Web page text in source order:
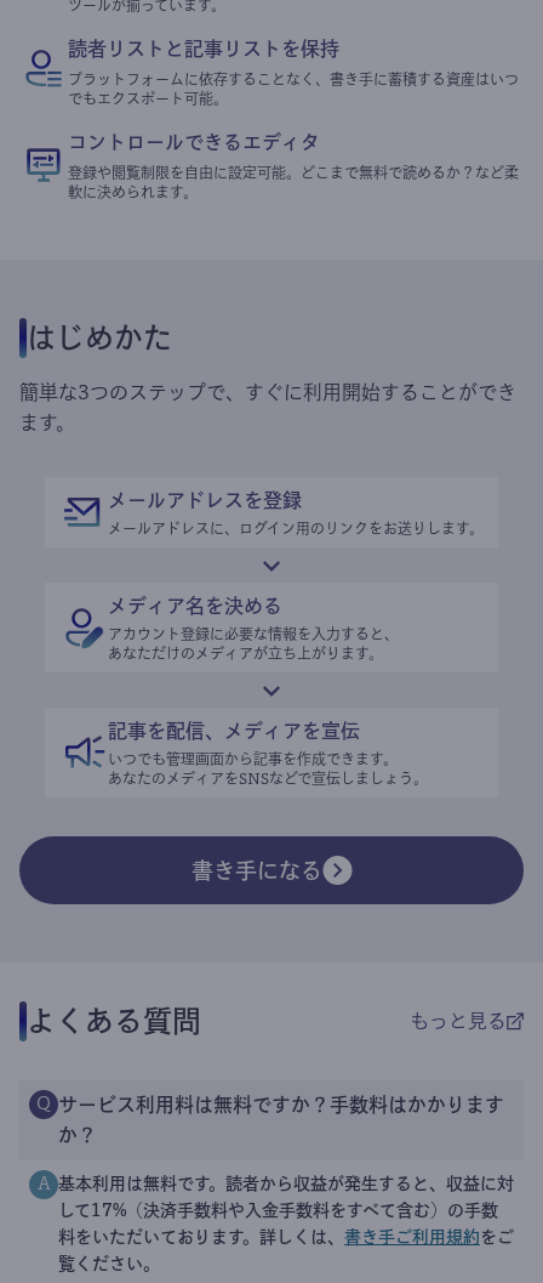
ツールが揃っています。
読者リストと記事リストを保持
プラットフォームに依存することなく、書き手に蓄積する資産はいつ
でもエクスポート可能。
コントロールできるエディタ
登録や閲覧制限を自由に設定可能。どこまで無料で読めるか？など柔
軟に決められます。
はじめかた
簡単な3つのステップで、すぐに利用開始することができ
ます。
メールアドレスを登録
メールアドレスに、ログイン用のリンクをお送りします。
メディア名を決める
アカウント登録に必要な情報を入力すると、
あなただけのメディアが立ち上がります。
記事を配信、メディアを宣伝
いつでも管理画面から記事を作成できます。
あなたのメディアをSNSなどで宣伝しましょう。
書き手になる
よくある質問 もっと見る
Q サービス利用料は無料ですか？手数料はかかります
か？
A 基本利用は無料です。読者から収益が発生すると、収益に対
して17%（決済手数料や入金手数料をすべて含む）の手数
料をいただいております。詳しくは、 書き手ご利用規約 をご
覧ください。